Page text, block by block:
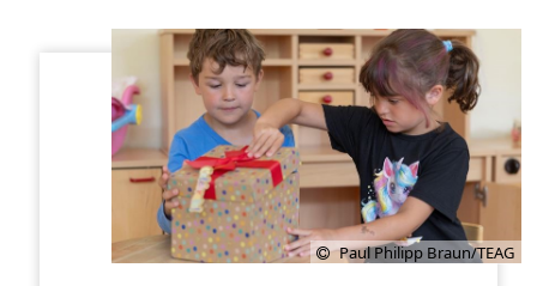
Paul Philipp Braun/TEAG